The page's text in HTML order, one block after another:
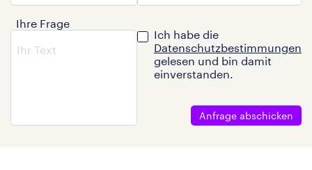
Ihre Frage
Ich habe die
Datenschutzbestimmungen
gelesen und bin damit
einverstanden.
Anfrage abschicken